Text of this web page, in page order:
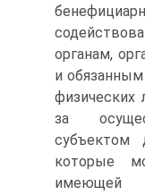
органам,
и
физических
за
субъектом
которые
имеющей